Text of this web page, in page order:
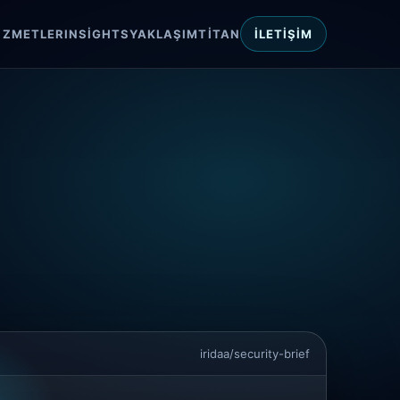
INSIGHTSYAKLAŞIMTITAN İLETIŞIM
iridaa/security-brief